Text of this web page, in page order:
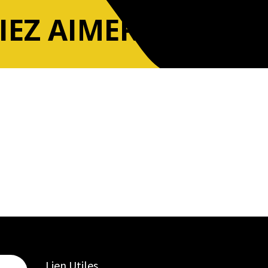
AIMER